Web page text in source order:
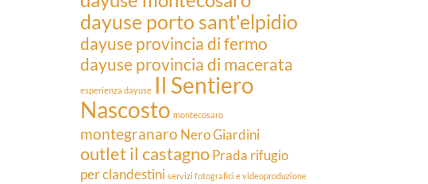
dayuse porto sant'elpidio
dayuse provincia di fermo
dayuse provincia di macerata
esperienza dayuse Il Sentiero
Nascosto montecosaro
montegranaro Nero Giardini
outlet il castagnoPrada rifugio
per clandestini servizi fotografici e videoproduzione